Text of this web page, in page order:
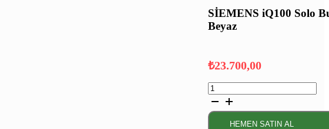
SİEMENS iQ100 Solo
Beyaz
₺23.700,00
SİEMENS
iQ100
Bulaşık
HEMEN SATIN AL